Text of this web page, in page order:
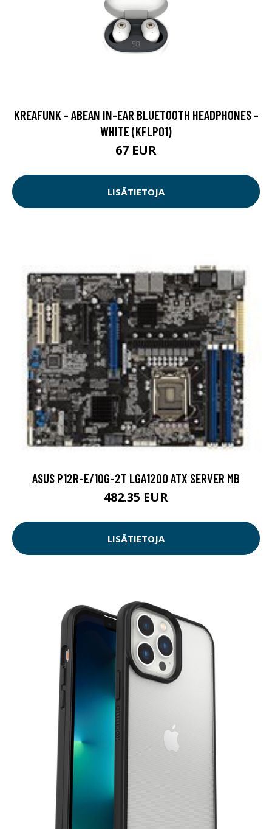
KREAFUNK - ABEAN IN-EAR BLUETOOTH HEADPHONES -
WHITE (KFLP01)
67 EUR
LISÄTIETOJA
ASUS P12R-E/10G-2T LGA1200 ATX SERVER MB
482.35 EUR
LISÄTIETOJA